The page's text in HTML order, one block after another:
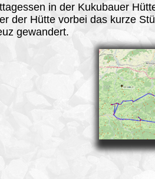
in der Kukubauer
der Hütte vorbei das kurze
gewandert.